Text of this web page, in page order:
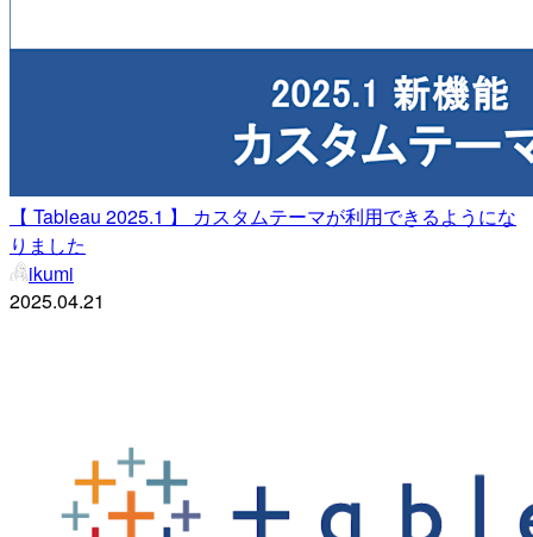
【 Tableau 2025.1 】 カスタムテーマが利用できるようにな
りました
ikumi
2025.04.21